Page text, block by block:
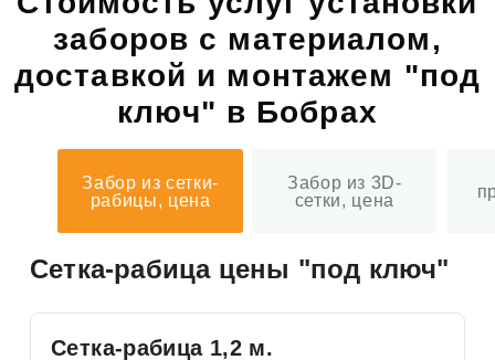
заборов с материалом,
доставкой и монтажем "под
ключ" в Бобрах
Забор из сетки-
рабицы, цена
Забор из 3D-
сетки, цена
Сетка-рабица цены "под ключ"
Сетка-рабица 1,2 м.